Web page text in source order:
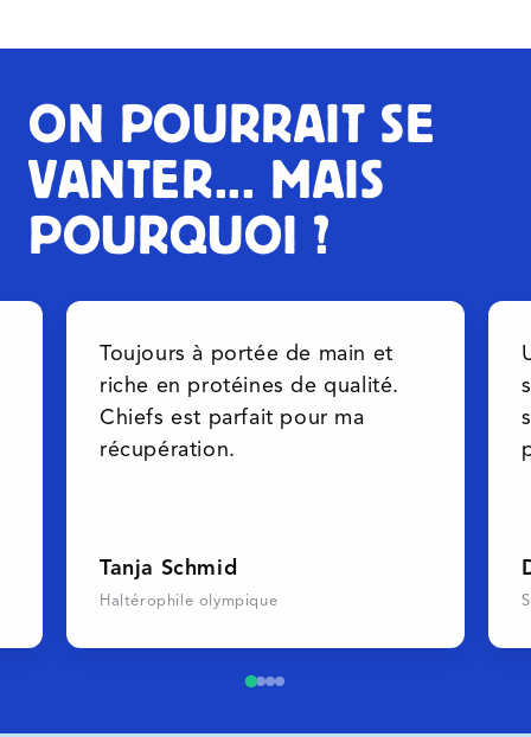
ON POURRAIT SE
VANTER... MAIS
POURQUOI ?
Toujours à portée de main et
riche en protéines de qualité.
Chiefs est parfait pour ma
récupération.
Tanja Schmid
Haltérophile olympique